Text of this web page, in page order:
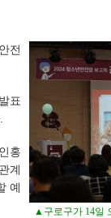
▲구로구가 14일
전
표
홍
계
예